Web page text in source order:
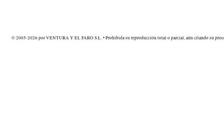
© 2005-2026 por VENTURA Y EL FARO S.L. • Prohibida su reproducción total o parcial, aún citando su